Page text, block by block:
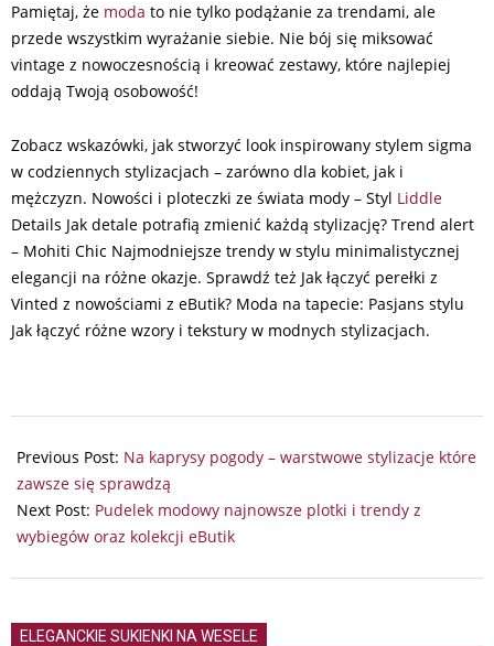
Pamiętaj, że moda to nie tylko podążanie za trendami, ale
przede wszystkim wyrażanie siebie. Nie bój się miksować
vintage z nowoczesnością i kreować zestawy, które najlepiej
oddają Twoją osobowość!
Zobacz wskazówki, jak stworzyć look inspirowany stylem sigma
w codziennych stylizacjach – zarówno dla kobiet, jak i
mężczyzn. Nowości i ploteczki ze świata mody – Styl Liddle
Details Jak detale potrafią zmienić każdą stylizację? Trend alert
– Mohiti Chic Najmodniejsze trendy w stylu minimalistycznej
elegancji na różne okazje. Sprawdź też Jak łączyć perełki z
Vinted z nowościami z eButik? Moda na tapecie: Pasjans stylu
Jak łączyć różne wzory i tekstury w modnych stylizacjach.
12-
27
Previous Post: Na kaprysy pogody – warstwowe stylizacje które
zawsze się sprawdzą
Next Post: Pudelek modowy najnowsze plotki i trendy z
wybiegów oraz kolekcji eButik
ELEGANCKIE SUKIENKI NA WESELE